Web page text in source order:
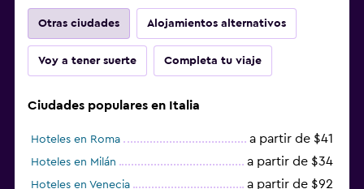
Otras ciudades Alojamientos alternativos
Voy a tener suerte Completa tu viaje
Ciudades populares en Italia
Hoteles en Roma a partir de $41
Hoteles en Milán a partir de $34
Hoteles en Venecia a partir de $92